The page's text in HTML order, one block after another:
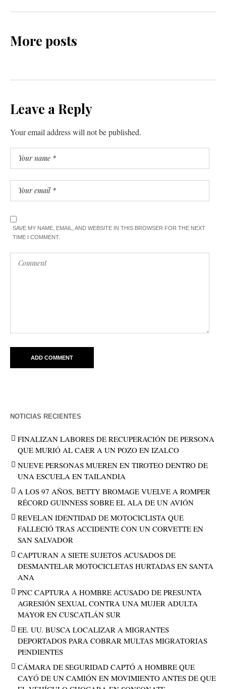
More posts
Leave a Reply
Your email address will not be published.
SAVE MY NAME, EMAIL, AND WEBSITE IN THIS BROWSER FOR THE NEXT
TIME I COMMENT.
NOTICIAS RECIENTES
FINALIZAN LABORES DE RECUPERACIÓN DE PERSONA
QUE MURIÓ AL CAER A UN POZO EN IZALCO
NUEVE PERSONAS MUEREN EN TIROTEO DENTRO DE
UNA ESCUELA EN TAILANDIA
A LOS 97 AÑOS, BETTY BROMAGE VUELVE A ROMPER
RÉCORD GUINNESS SOBRE EL ALA DE UN AVIÓN
REVELAN IDENTIDAD DE MOTOCICLISTA QUE
FALLECIÓ TRAS ACCIDENTE CON UN CORVETTE EN
SAN SALVADOR
CAPTURAN A SIETE SUJETOS ACUSADOS DE
DESMANTELAR MOTOCICLETAS HURTADAS EN SANTA
ANA
PNC CAPTURA A HOMBRE ACUSADO DE PRESUNTA
AGRESIÓN SEXUAL CONTRA UNA MUJER ADULTA
MAYOR EN CUSCATLÁN SUR
EE. UU. BUSCA LOCALIZAR A MIGRANTES
DEPORTADOS PARA COBRAR MULTAS MIGRATORIAS
PENDIENTES
CÁMARA DE SEGURIDAD CAPTÓ A HOMBRE QUE
CAYÓ DE UN CAMIÓN EN MOVIMIENTO ANTES DE QUE